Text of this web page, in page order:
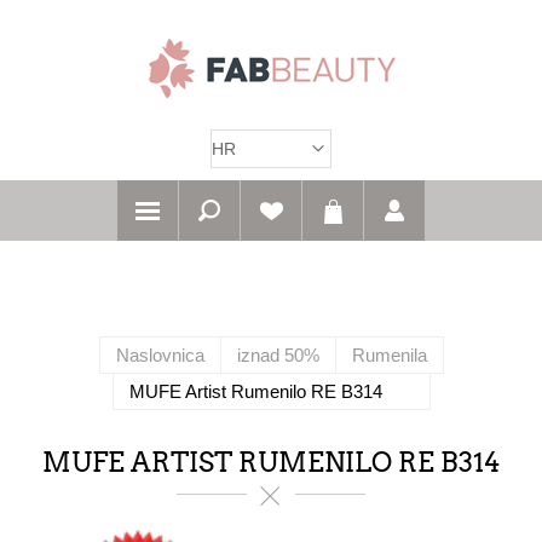
Naslovnica iznad 50%
Rumenila
MUFE Artist Rumenilo RE B314
MUFE ARTIST RUMENILO RE B314